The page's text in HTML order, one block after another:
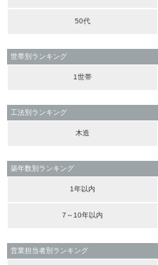
50代
世帯別ランキング
1世帯
工法別ランキング
木造
築年数別ランキング
1年以内
7～10年以内
営業担当者別ランキング